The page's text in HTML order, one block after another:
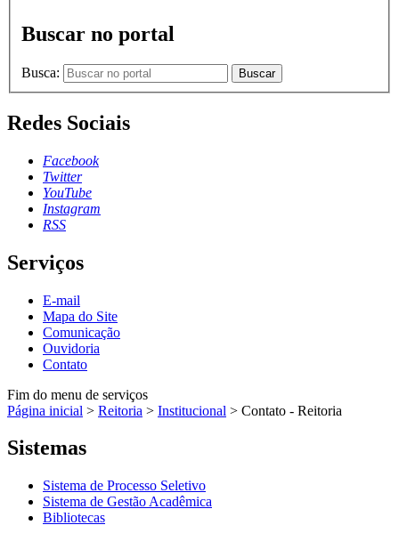
Buscar no portal
Busca: Buscar
Redes Sociais
Facebook
Twitter
YouTube
Instagram
RSS
Serviços
E-mail
Mapa do Site
Comunicação
Ouvidoria
Contato
Fim do menu de serviços
Página inicial > Reitoria > Institucional > Contato - Reitoria
Sistemas
Sistema de Processo Seletivo
Sistema de Gestão Acadêmica
Bibliotecas